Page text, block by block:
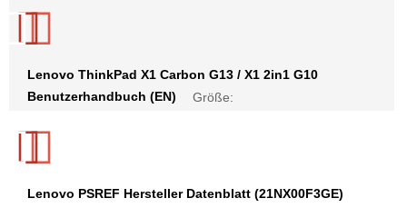
Lenovo ThinkPad X1 Carbon G13 / X1 2in1 G10
Benutzerhandbuch (EN)
Größe:
Lenovo PSREF Hersteller Datenblatt (21NX00F3GE)